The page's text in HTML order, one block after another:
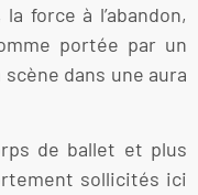
force à l’abandon,
portée par un
dans une aura
de ballet et plus
sollicités ici